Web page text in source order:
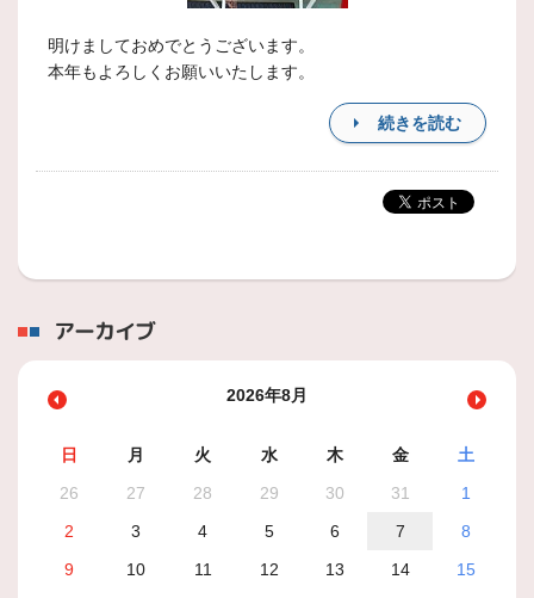
明けましておめでとうございます。
本年もよろしくお願いいたします。
続きを読む
アーカイブ
2026年8月
日 月 火 水 木 金
土
26
27 28 29 30 31
1
2
3 4 5 6 7
8
9
10 11 12 13 14
15